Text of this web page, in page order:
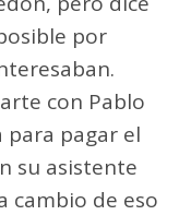
por
con Pablo
pagar el
su asistente
cambio de eso